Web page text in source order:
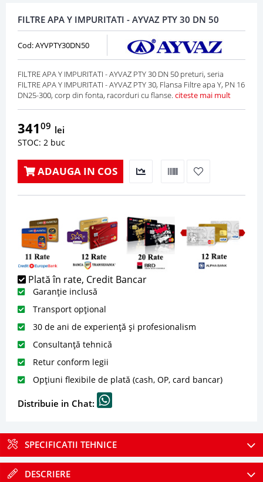
FILTRE APA Y IMPURITATI - AYVAZ PTY 30 DN 50
Cod: AYVPTY30DN50
FILTRE APA Y IMPURITATI - AYVAZ PTY 30 DN 50 preturi, seria
FILTRE APA Y IMPURITATI - AYVAZ PTY 30, Flansa Filtre apa Y, PN 16
DN25-300, corp din fonta, racorduri cu flanse. citeste mai mult
34109 lei
STOC: 2 buc
ADAUGA IN COS
Plată în rate, Credit Bancar
Garanție inclusă
Transport opțional
30 de ani de experiență și profesionalism
Consultanță tehnică
Retur conform legii
Opțiuni flexibile de plată (cash, OP, card bancar)
Distribuie in Chat:
SPECIFICATII TEHNICE
DESCRIERE